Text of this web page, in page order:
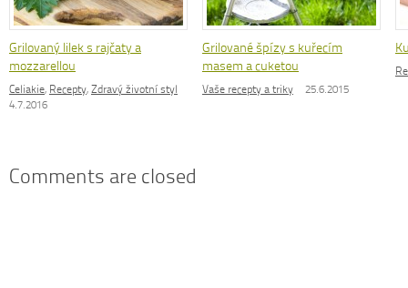
Grilovaný lilek s rajčaty a
mozzarellou
Celiakie, Recepty, Zdravý životní styl
4.7.2016
Grilované špízy s kuřecím
masem a cuketou
Vaše recepty a triky 25.6.2015
Comments are closed